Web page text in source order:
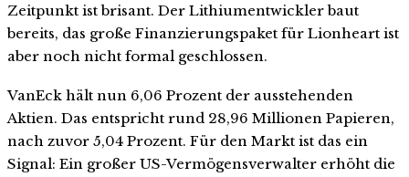
Zeitpunkt ist brisant. Der Lithiumentwickler baut
bereits, das große Finanzierungspaket für Lionheart ist
aber noch nicht formal geschlossen.
VanEck hält nun 6,06 Prozent der ausstehenden
Aktien. Das entspricht rund 28,96 Millionen Papieren,
nach zuvor 5,04 Prozent. Für den Markt ist das ein
Signal: Ein großer US-Vermögensverwalter erhöht die